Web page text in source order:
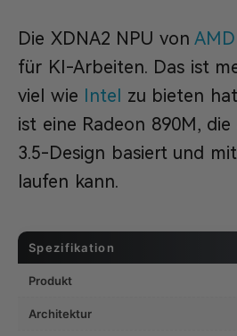
Die XDNA2 NPU von AMD
für KI-Arbeiten. Das ist
viel wie Intel zu bieten
ist eine Radeon 890M,
3.5-Design basiert und
laufen kann.
Spezifikation
Produkt
Architektur